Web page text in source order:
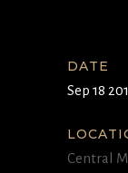
DATE
Sep 18
Central